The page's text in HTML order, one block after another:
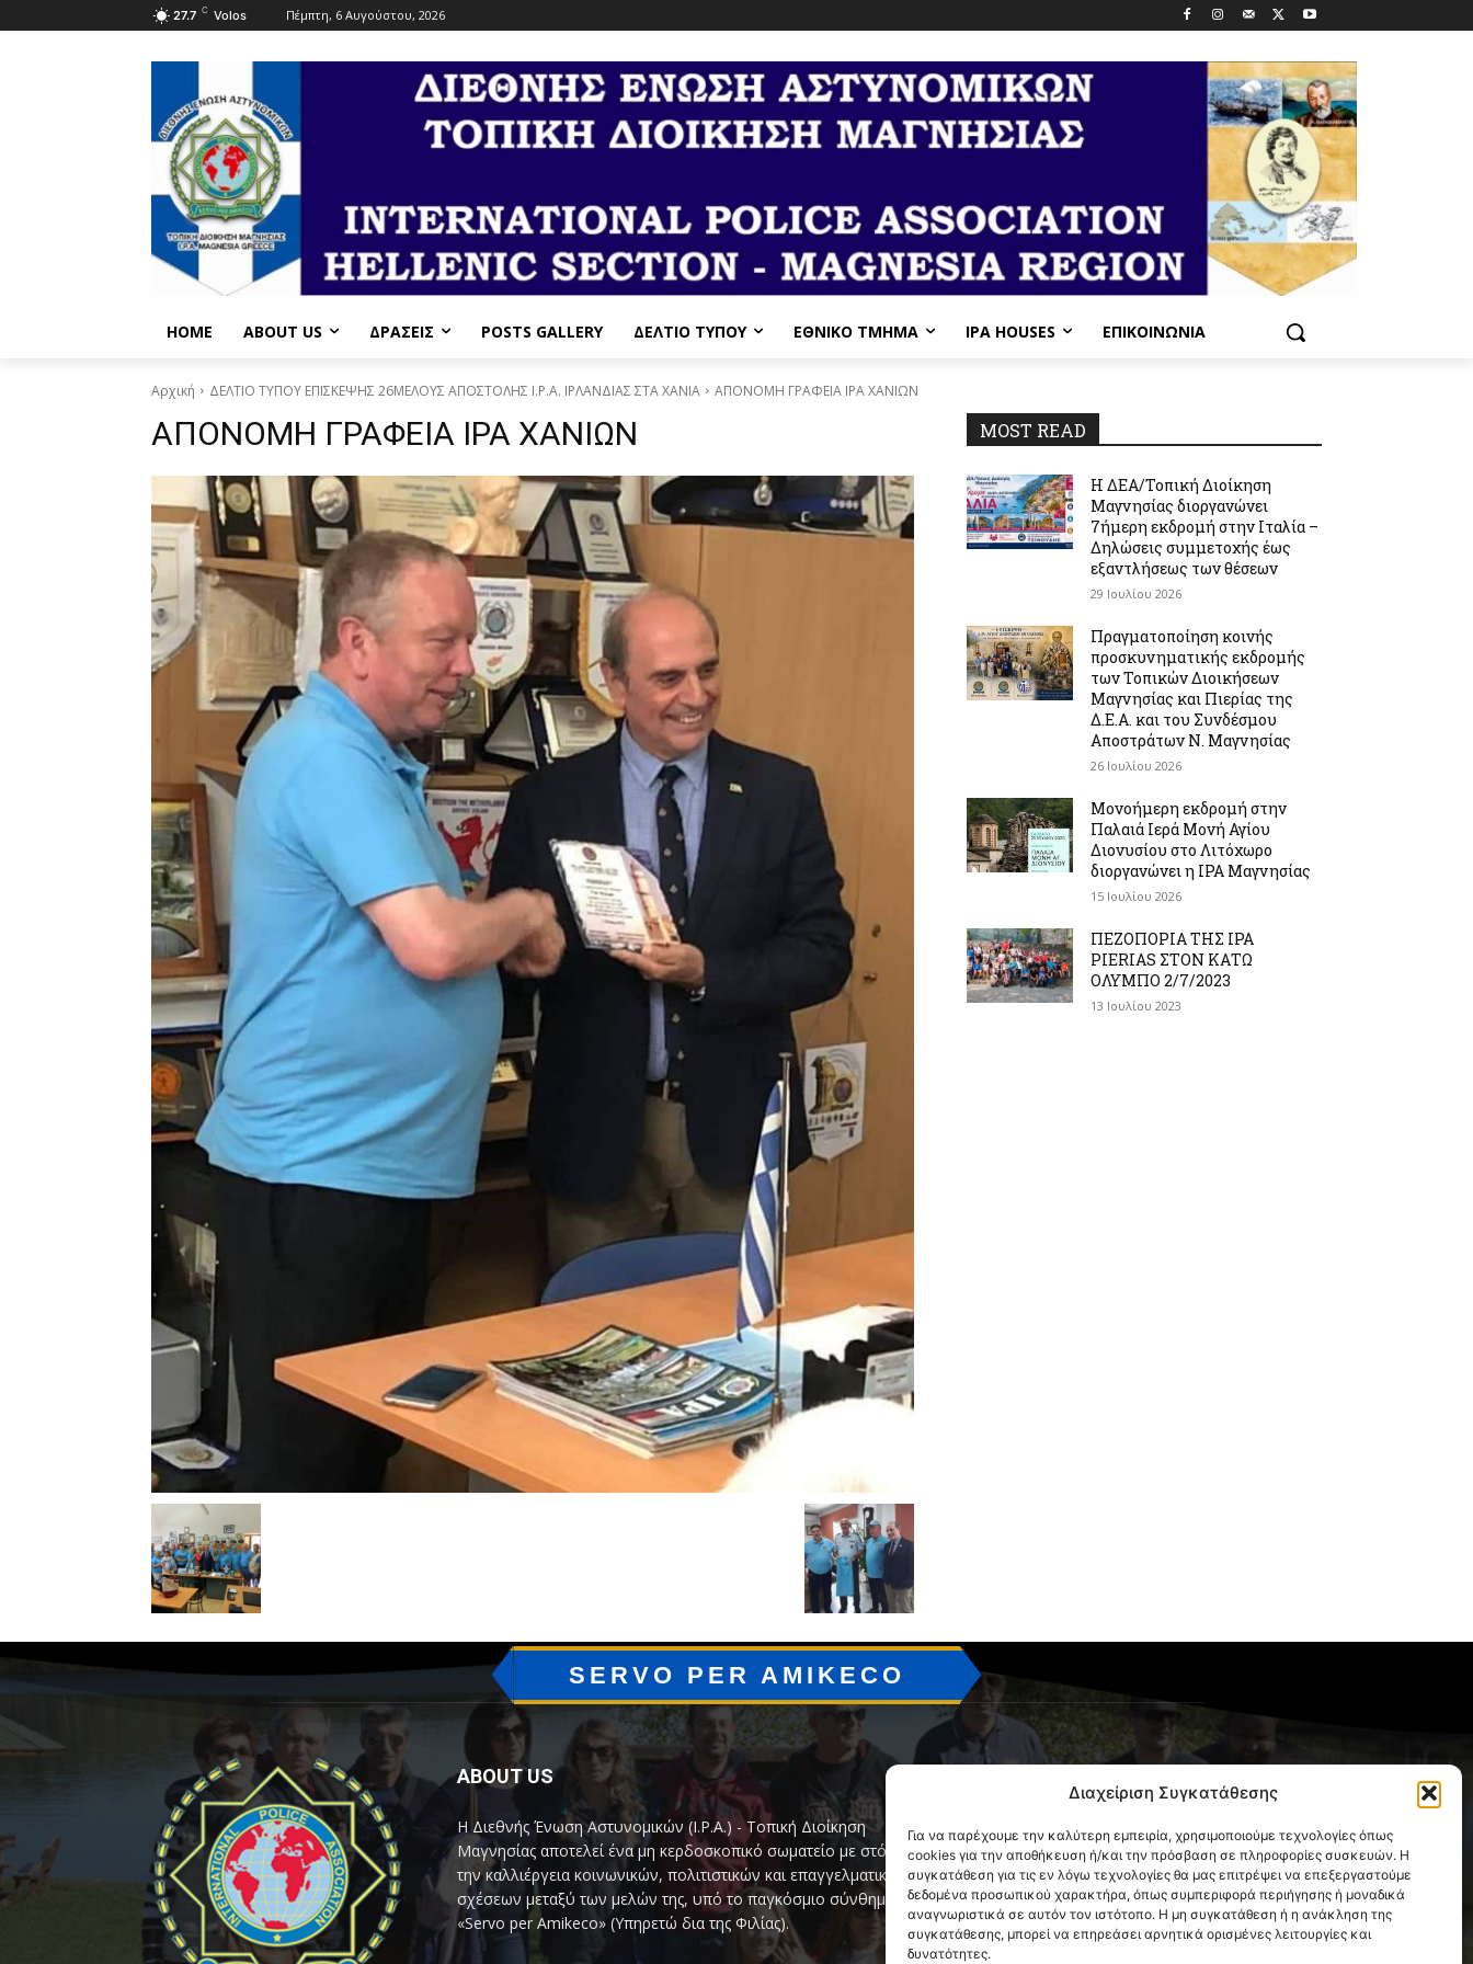
Διαχείριση Συγκατάθεσης
Για να παρέχουμε την καλύτερη εμπειρία, χρησιμοποιούμε τεχνολογίες όπως
cookies για την αποθήκευση ή/και την πρόσβαση σε πληροφορίες συσκευών. Η
συγκατάθεση για τις εν λόγω τεχνολογίες θα μας επιτρέψει να επεξεργαστούμε
δεδομένα προσωπικού χαρακτήρα, όπως συμπεριφορά περιήγησης ή μοναδικά
αναγνωριστικά σε αυτόν τον ιστότοπο. Η μη συγκατάθεση ή η ανάκληση της
συγκατάθεσης, μπορεί να επηρεάσει αρνητικά ορισμένες λειτουργίες και
δυνατότητες.
27.7 C Volos Πέμπτη, 6 Αυγούστου, 2026
HOME ABOUT US ΔΡΆΣΕΙΣ POSTS GALLERY ΔΕΛΤΙΟ ΤΥΠΟΥ ΕΘΝΙΚΌ ΤΜΉΜΑ IPA HOUSES ΕΠΙΚΟΙΝΩΝΊΑ
Αρχική ΔΕΛΤΙΟ ΤΥΠΟΥ ΕΠΙΣΚΕΨΗΣ 26ΜΕΛΟΥΣ ΑΠΟΣΤΟΛΗΣ Ι.Ρ.Α. ΙΡΛΑΝΔΙΑΣ ΣΤΑ ΧΑΝΙΑ ΑΠΟΝΟΜΗ ΓΡΑΦΕΙΑ ΙΡΑ ΧΑΝΙΩΝ
ΑΠΟΝΟΜΗ ΓΡΑΦΕΙΑ ΙΡΑ ΧΑΝΙΩΝ MOST READ
Η ΔΕΑ/Τοπική Διοίκηση
Μαγνησίας διοργανώνει
7ήμερη εκδρομή στην Ιταλία –
Δηλώσεις συμμετοχής έως
εξαντλήσεως των θέσεων
29 Ιουλίου 2026
Πραγματοποίηση κοινής
προσκυνηματικής εκδρομής
των Τοπικών Διοικήσεων
Μαγνησίας και Πιερίας της
Δ.Ε.Α. και του Συνδέσμου
Αποστράτων Ν. Μαγνησίας
26 Ιουλίου 2026
Μονοήμερη εκδρομή στην
Παλαιά Ιερά Μονή Αγίου
Διονυσίου στο Λιτόχωρο
διοργανώνει η IPA Μαγνησίας
15 Ιουλίου 2026
ΠΕΖΟΠΟΡΙΑ ΤΗΣ IPA
PIERIAS ΣΤΟΝ ΚΑΤΩ
ΟΛΥΜΠΟ 2/7/2023
13 Ιουλίου 2023
SERVO PER AMIKECO
ABOUT US
Η Διεθνής Ένωση Αστυνομικών (I.P.A.) - Τοπική Διοίκηση
Μαγνησίας αποτελεί ένα μη κερδοσκοπικό σωματείο με στόχο
την καλλιέργεια κοινωνικών, πολιτιστικών και επαγγελματικών
σχέσεων μεταξύ των μελών της, υπό το παγκόσμιο σύνθημα
«Servo per Amikeco» (Υπηρετώ δια της Φιλίας).